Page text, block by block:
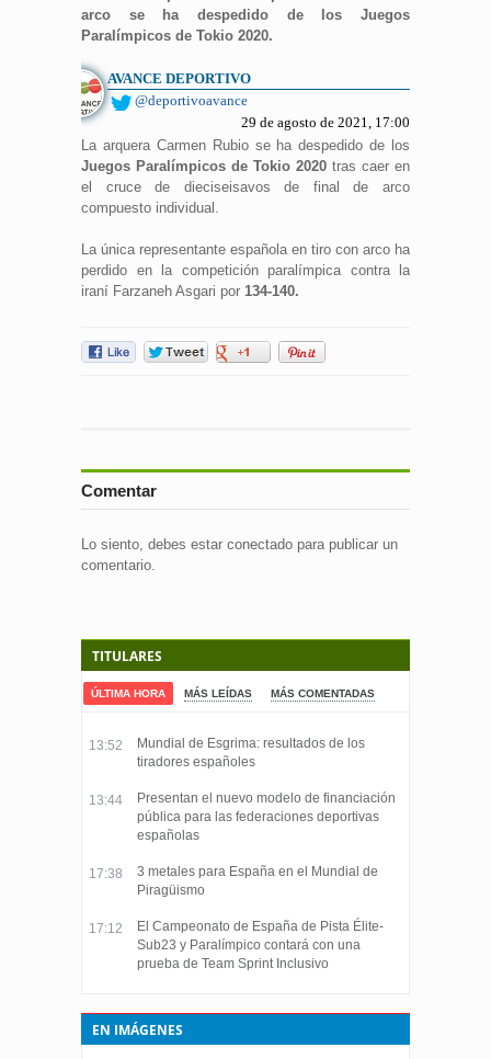
arco se ha despedido de los Juegos
Paralímpicos de Tokio 2020.
AVANCE DEPORTIVO
@deportivoavance
29 de agosto de 2021, 17:00
La arquera Carmen Rubio se ha despedido de los
Juegos Paralímpicos de Tokio 2020 tras caer en
el cruce de dieciseisavos de final de arco
compuesto individual.
La única representante española en tiro con arco ha
perdido en la competición paralímpica contra la
iraní Farzaneh Asgari por 134-140.
Comentar
Lo siento, debes estar conectado para publicar un
comentario.
TITULARES
ÚLTIMA HORA MÁS LEÍDAS MÁS COMENTADAS
13:52
Mundial de Esgrima: resultados de los
tiradores españoles
13:44
Presentan el nuevo modelo de financiación
pública para las federaciones deportivas
españolas
17:38
3 metales para España en el Mundial de
Piragüismo
17:12
El Campeonato de España de Pista Élite-
Sub23 y Paralímpico contará con una
prueba de Team Sprint Inclusivo
EN IMÁGENES